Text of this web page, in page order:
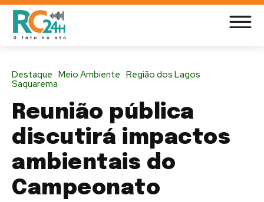
Destaque Meio Ambiente Região dos Lagos
Saquarema
Reunião pública
discutirá impactos
ambientais do
Campeonato